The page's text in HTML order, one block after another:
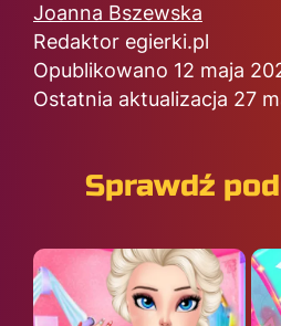
Joanna Bszewska
Redaktor egierki.pl
Opublikowano 12 maja
Ostatnia aktualizacja 27
Sprawdź